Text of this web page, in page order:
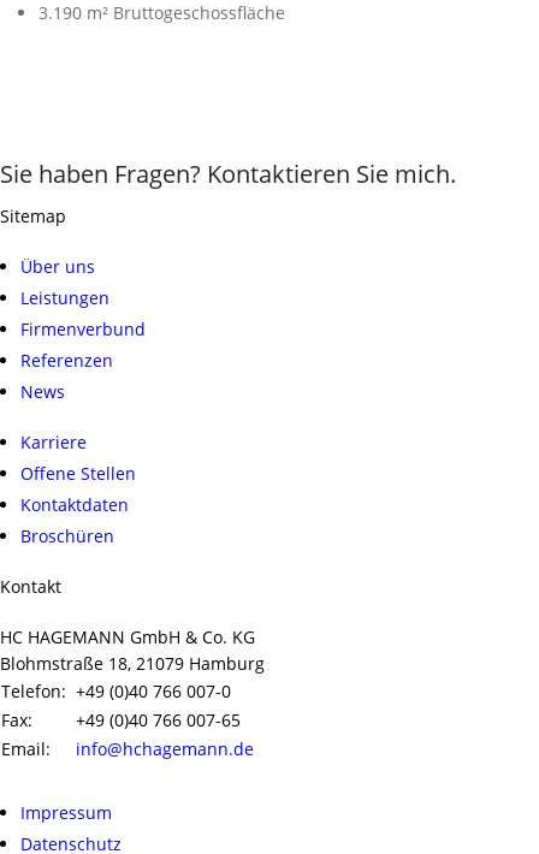
3.190 m² Bruttogeschossfläche
Sie haben Fragen? Kontaktieren Sie mich.
Sitemap
Über uns
Leistungen
Firmenverbund
Referenzen
News
Karriere
Offene Stellen
Kontaktdaten
Broschüren
Kontakt
HC HAGEMANN GmbH & Co. KG
Blohmstraße 18, 21079 Hamburg
Telefon: +49 (0)40 766 007-0
Fax:
+49 (0)40 766 007-65
Email:
info@hchagemann.de
Impressum
Datenschutz